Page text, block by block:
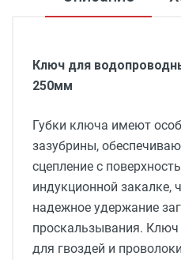
Ключ для
250мм
Губки ключа имеют
зазубрины,
сцепление с
индукционной закалке,
надежное удержание
проскальзывания.
для гвоздей и